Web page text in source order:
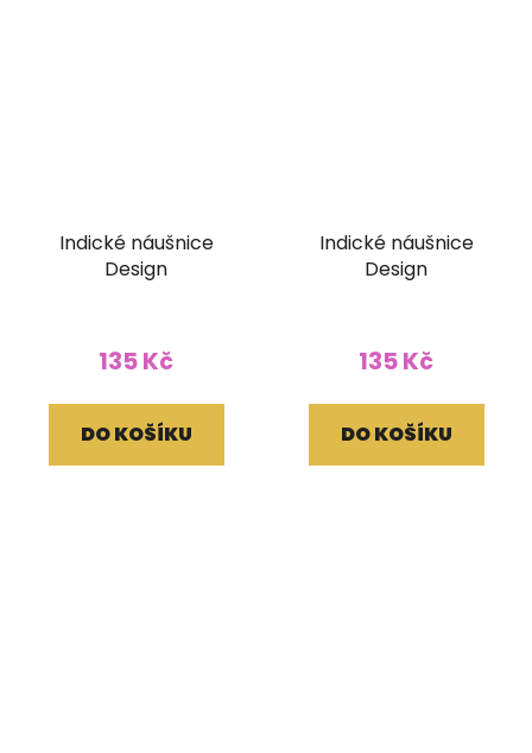
Indické náušnice
Design
135 Kč
DO KOŠÍKU
Indické náušnice
Design
135 Kč
DO KOŠÍKU